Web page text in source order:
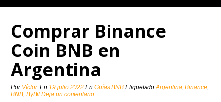
Comprar Binance
Coin BNB en
Argentina
Por Víctor En19 julio 2022 EnGuías BNB EtiquetadoArgentina,Binance,
BNB,ByBit Deja un comentario